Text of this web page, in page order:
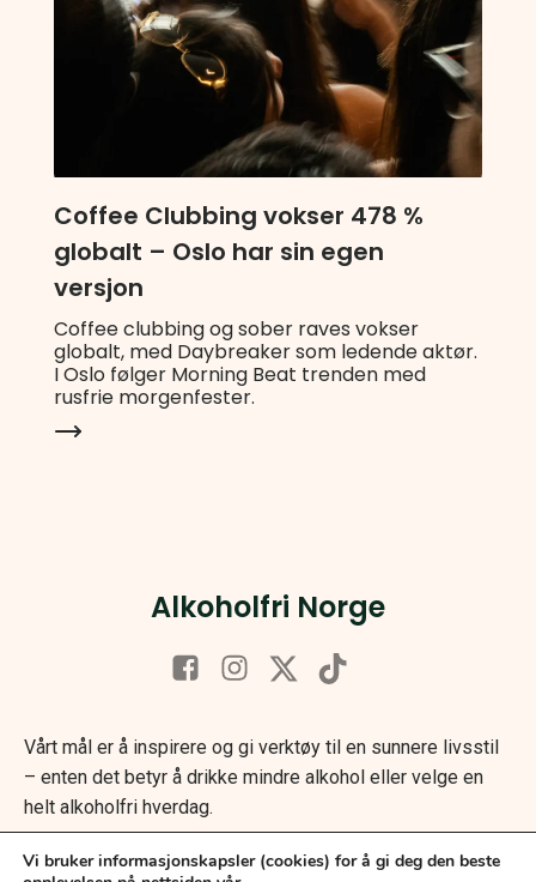
Coffee Clubbing vokser 478 %
globalt – Oslo har sin egen
versjon
Coffee clubbing og sober raves vokser
globalt, med Daybreaker som ledende aktør.
I Oslo følger Morning Beat trenden med
rusfrie morgenfester.
Alkoholfri Norge
Vårt mål er å inspirere og gi verktøy til en sunnere livsstil
– enten det betyr å drikke mindre alkohol eller velge en
helt alkoholfri hverdag.
Vi bruker informasjonskapsler (cookies) for å gi deg den beste